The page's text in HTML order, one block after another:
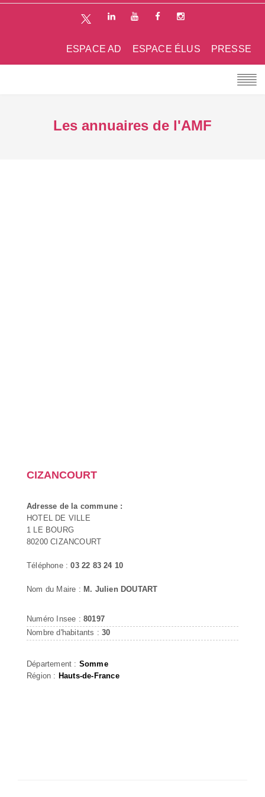
PRESSE
ESPACE ÉLUS
ESPACE AD
Les annuaires de l'AMF
CIZANCOURT
Adresse de la commune :
HOTEL DE VILLE
1 LE BOURG
80200 CIZANCOURT
Téléphone :03 22 83 24 10
Nom du Maire : M. Julien DOUTART
Numéro Insee : 80197
Nombre d'habitants :30
Département : Somme
Région : Hauts-de-France